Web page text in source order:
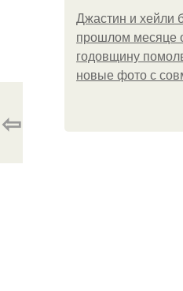
Джастин и хейли
прошлом месяце
годовщину
новые фото с
⇦